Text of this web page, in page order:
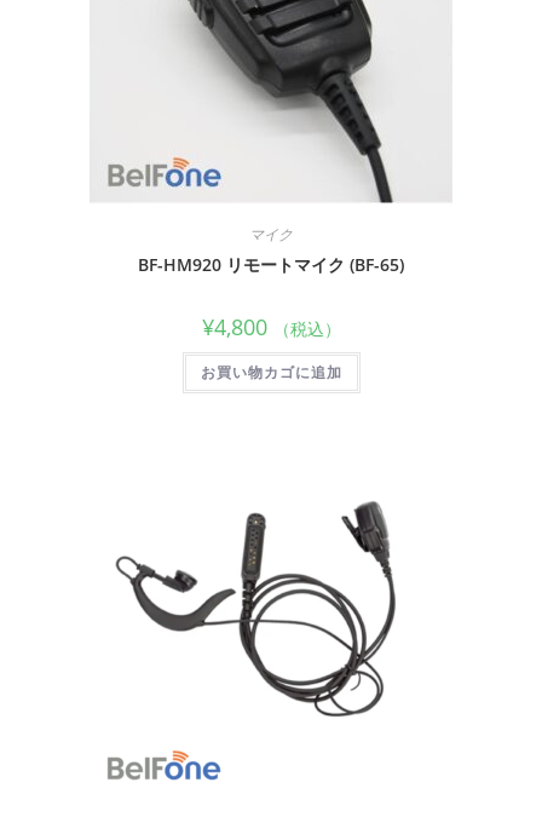
マイク
BF-HM920 リモートマイク (BF-65)
¥4,800 （税込）
お買い物カゴに追加